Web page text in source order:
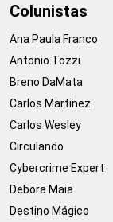
Colunistas
Ana Paula Franco
Antonio Tozzi
Breno DaMata
Carlos Martinez
Carlos Wesley
Circulando
Cybercrime Expert
Debora Maia
Destino Mágico